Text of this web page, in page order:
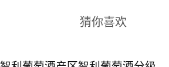
猜你喜欢